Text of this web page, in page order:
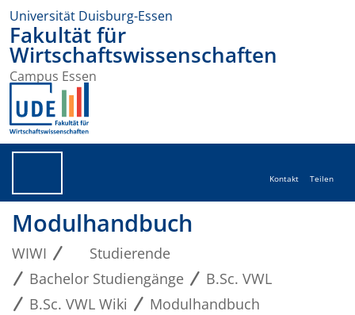
Universität Duisburg-Essen
Fakultät für
Wirtschaftswissenschaften
Campus Essen
Kontakt Teilen
Modulhandbuch
WIWI
Studierende
Bachelor Studiengänge
B.Sc. VWL
B.Sc. VWL Wiki
Modulhandbuch